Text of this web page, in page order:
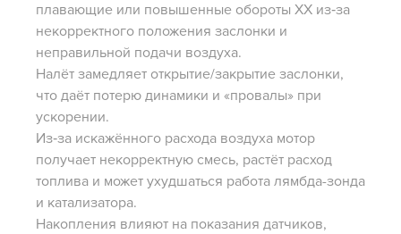
плавающие или повышенные обороты ХХ из‑за
некорректного положения заслонки и
неправильной подачи воздуха.
Налёт замедляет открытие/закрытие заслонки,
что даёт потерю динамики и «провалы» при
ускорении.
Из‑за искажённого расхода воздуха мотор
получает некорректную смесь, растёт расход
топлива и может ухудшаться работа лямбда-зонда
и катализатора.
Накопления влияют на показания датчиков,